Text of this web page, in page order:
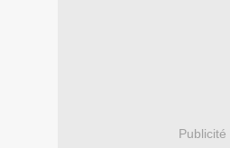
Publicité